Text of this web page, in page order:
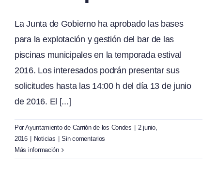
La Junta de Gobierno ha aprobado las bases
para la explotación y gestión del bar de las
piscinas municipales en la temporada estival
2016. Los interesados podrán presentar sus
solicitudes hasta las 14:00 h del día 13 de junio
de 2016. El [...]
Por Ayuntamiento de Carrión de los Condes
2 junio,
2016
Noticias
Sin comentarios
Más información